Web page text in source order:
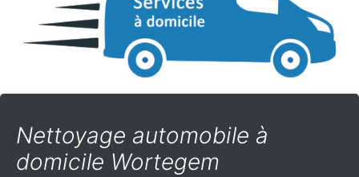
Nettoyage automobile à
domicile Wortegem